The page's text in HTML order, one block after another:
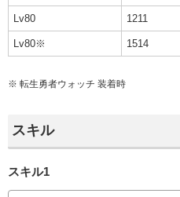
Lv80 1211
Lv80※ 1514
※ 転生勇者ウォッチ 装着時
スキル
スキル1